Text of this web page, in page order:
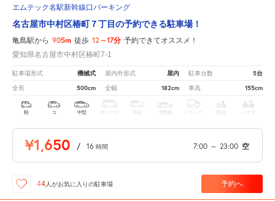
エムテック名駅新幹線口パーキング
名古屋市中村区椿町７丁目の予約できる駐車場！
亀島駅から 905m 徒歩 12～17分 予約できてオススメ！
愛知県名古屋市中村区椿町7-1
駐車場形式 機械式 屋内外形式 屋内 駐車台数 5台
全長 500cm 全幅 182cm 車高 155cm
軽 コ 中型 ボックス SUV 大型車 トラック 原付 バイク
¥1,650 / 16 時間 7:00 ～ 23:00 空
44人がお気に入りの駐車場 予約へ